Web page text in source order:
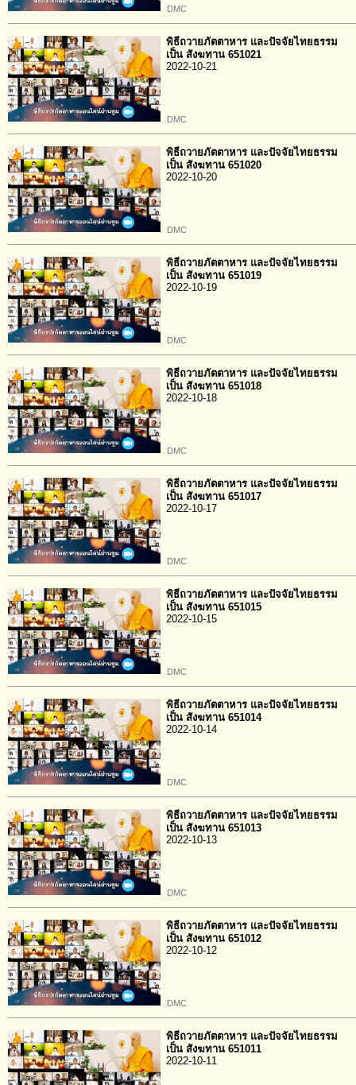
DMC
พิธีถวายภัตตาหาร และปัจจัยไทยธรรม
เป็น สังฆทาน 651021
2022-10-21
DMC
พิธีถวายภัตตาหาร และปัจจัยไทยธรรม
เป็น สังฆทาน 651020
2022-10-20
DMC
พิธีถวายภัตตาหาร และปัจจัยไทยธรรม
เป็น สังฆทาน 651019
2022-10-19
DMC
พิธีถวายภัตตาหาร และปัจจัยไทยธรรม
เป็น สังฆทาน 651018
2022-10-18
DMC
พิธีถวายภัตตาหาร และปัจจัยไทยธรรม
เป็น สังฆทาน 651017
2022-10-17
DMC
พิธีถวายภัตตาหาร และปัจจัยไทยธรรม
เป็น สังฆทาน 651015
2022-10-15
DMC
พิธีถวายภัตตาหาร และปัจจัยไทยธรรม
เป็น สังฆทาน 651014
2022-10-14
DMC
พิธีถวายภัตตาหาร และปัจจัยไทยธรรม
เป็น สังฆทาน 651013
2022-10-13
DMC
พิธีถวายภัตตาหาร และปัจจัยไทยธรรม
เป็น สังฆทาน 651012
2022-10-12
DMC
พิธีถวายภัตตาหาร และปัจจัยไทยธรรม
เป็น สังฆทาน 651011
2022-10-11